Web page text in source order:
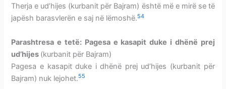
Therja e ud’hijes (kurbanit për Bajram) është më e mirë se të
japësh barasvlerën e saj në lëmoshë.54
Parashtresae tetë: Pagesa e kasapit duke i dhënë prej
ud’hijes (kurbanit për Bajram)
Pagesa e kasapit duke i dhënë prej ud’hijes (kurbanit për
Bajram) nuk lejohet.55